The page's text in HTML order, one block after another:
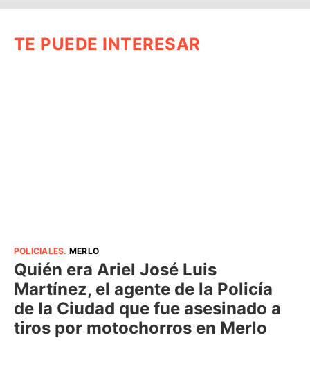
TE PUEDE INTERESAR
POLICIALES. MERLO
Quién era Ariel José Luis
Martínez, el agente de la Policía
de la Ciudad que fue asesinado a
tiros por motochorros en Merlo